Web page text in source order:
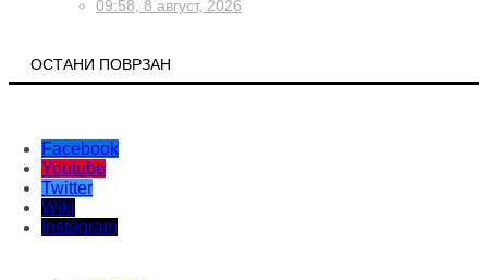
09:58, 8 август, 2026
ОСТАНИ ПОВРЗАН
Facebook
Youtube
Twitter
Wiki
Instagram